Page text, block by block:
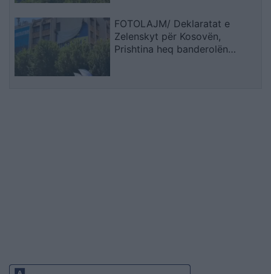
FOTOLAJM/ Deklaratat e
Zelenskyt për Kosovën,
Prishtina heq banderolën